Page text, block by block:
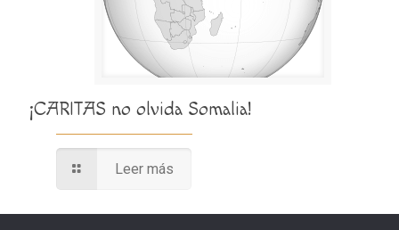
¡CARITAS no olvida Somalia!
Leer más